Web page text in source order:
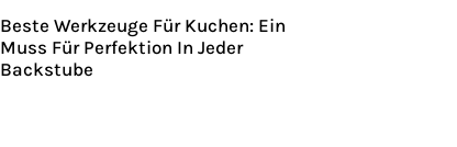
Beste Werkzeuge Für Kuchen: Ein
Muss Für Perfektion In Jeder
Backstube